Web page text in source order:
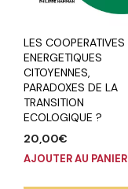
LES COOPERATIVES
ENERGETIQUES
CITOYENNES,
PARADOXES DE LA
TRANSITION
ECOLOGIQUE ?
20,00€
AJOUTER AU PANIER